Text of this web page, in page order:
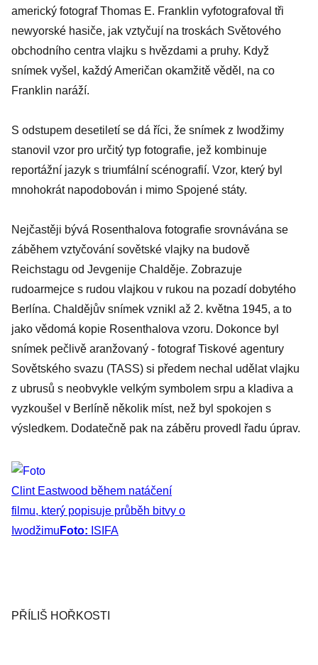
americký fotograf Thomas E. Franklin vyfotografoval tři
newyorské hasiče, jak vztyčují na troskách Světového
obchodního centra vlajku s hvězdami a pruhy. Když
snímek vyšel, každý Američan okamžitě věděl, na co
Franklin naráží.
S odstupem desetiletí se dá říci, že snímek z Iwodžimy
stanovil vzor pro určitý typ fotografie, jež kombinuje
reportážní jazyk s triumfální scénografií. Vzor, který byl
mnohokrát napodobován i mimo Spojené státy.
Nejčastěji bývá Rosenthalova fotografie srovnávána se
záběhem vztyčování sovětské vlajky na budově
Reichstagu od Jevgenije Chalděje. Zobrazuje
rudoarmejce s rudou vlajkou v rukou na pozadí dobytého
Berlína. Chaldějův snímek vznikl až 2. května 1945, a to
jako vědomá kopie Rosenthalova vzoru. Dokonce byl
snímek pečlivě aranžovaný - fotograf Tiskové agentury
Sovětského svazu (TASS) si předem nechal udělat vlajku
z ubrusů s neobvykle velkým symbolem srpu a kladiva a
vyzkoušel v Berlíně několik míst, než byl spokojen s
výsledkem. Dodatečně pak na záběru provedl řadu úprav.
Clint Eastwood během natáčení
filmu, který popisuje průběh bitvy o
Iwodžimu Foto: ISIFA
PŘÍLIŠ HOŘKOSTI